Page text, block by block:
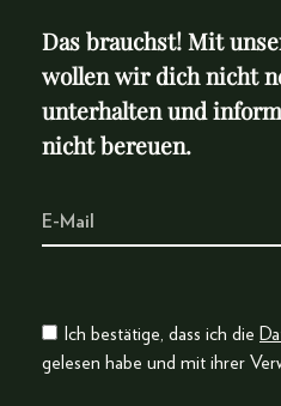
Das brauchst! Mit
wollen wir dich nicht
unterhalten und
nicht bereuen.
Ich bestätige, dass ich die
gelesen habe und mit ihrer